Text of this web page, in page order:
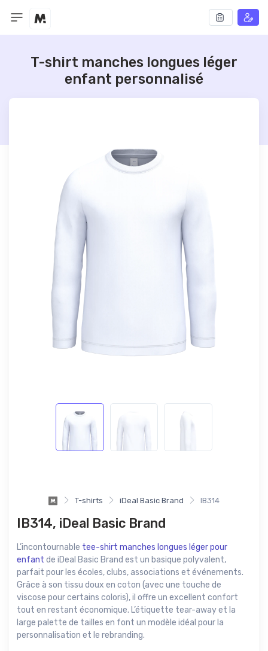
T-shirt manches longues léger
enfant personnalisé
T-shirts iDeal Basic Brand IB314
IB314, iDeal Basic Brand
L’incontournable tee-shirt manches longues léger pour
enfant de iDeal Basic Brand est un basique polyvalent,
parfait pour les écoles, clubs, associations et événements.
Grâce à son tissu doux en coton (avec une touche de
viscose pour certains coloris), il offre un excellent confort
tout en restant économique. L’étiquette tear-away et la
large palette de tailles en font un modèle idéal pour la
personnalisation et le rebranding.